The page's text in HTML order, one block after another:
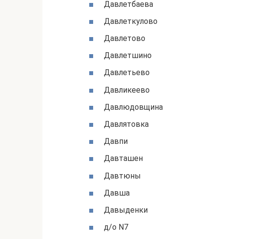
Давлетбаева
Давлеткулово
Давлетово
Давлетшино
Давлетьево
Давликеево
Давлюдовщина
Давлятовка
Давпи
Давташен
Давтюны
Давша
Давыденки
д/о N7